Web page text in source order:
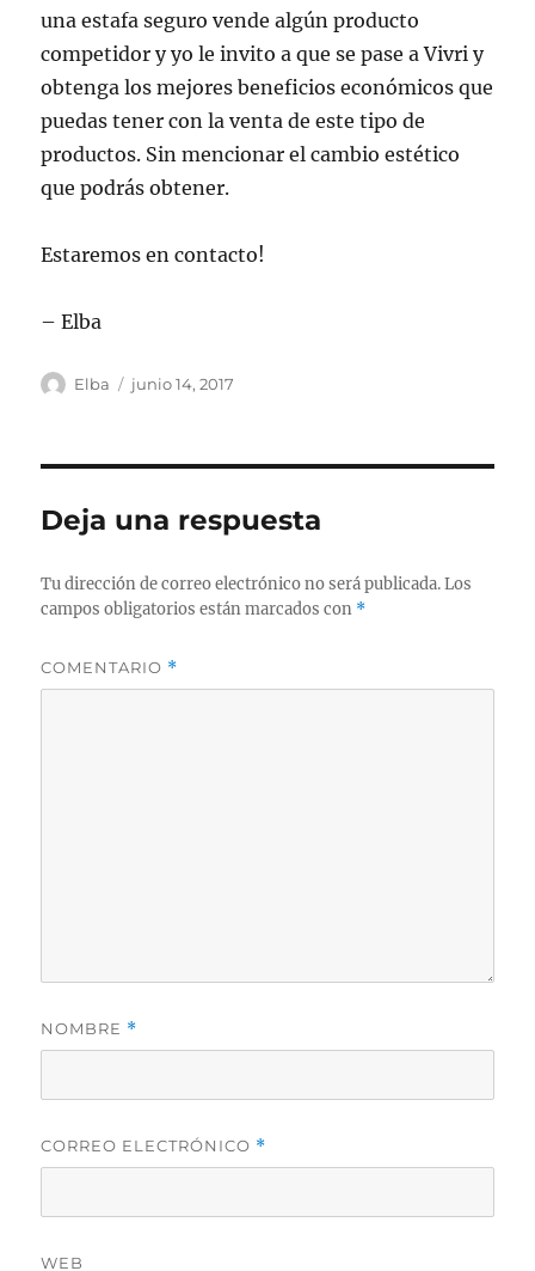
una estafa seguro vende algún producto
competidor y yo le invito a que se pase a Vivri y
obtenga los mejores beneficios económicos que
puedas tener con la venta de este tipo de
productos. Sin mencionar el cambio estético
que podrás obtener.
Estaremos en contacto!
– Elba
Autor
Elba
Publicado
junio 14, 2017
Deja una respuesta
Tu dirección de correo electrónico no será publicada. Los
campos obligatorios están marcados con *
COMENTARIO *
NOMBRE *
CORREO ELECTRÓNICO *
WEB